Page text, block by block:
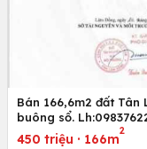
Bán 166,6m2 đất Tân
buông sổ.
450 triệu · 166m
2